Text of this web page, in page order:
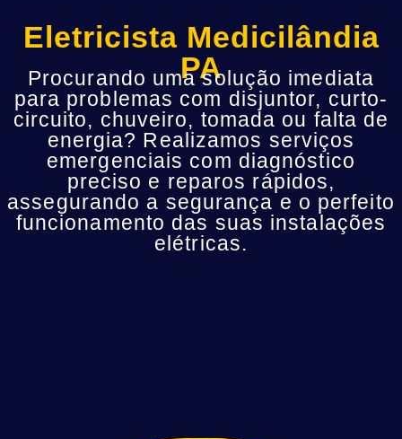
Eletricista Medicilândia
PA
Procurando uma solução imediata
para problemas com disjuntor, curto-
circuito, chuveiro, tomada ou falta de
energia? Realizamos serviços
emergenciais com diagnóstico
preciso e reparos rápidos,
assegurando a segurança e o perfeito
funcionamento das suas instalações
elétricas.